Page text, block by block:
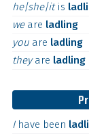
he|she|itis
we are ladling
you are ladling
theyare ladling
I have been